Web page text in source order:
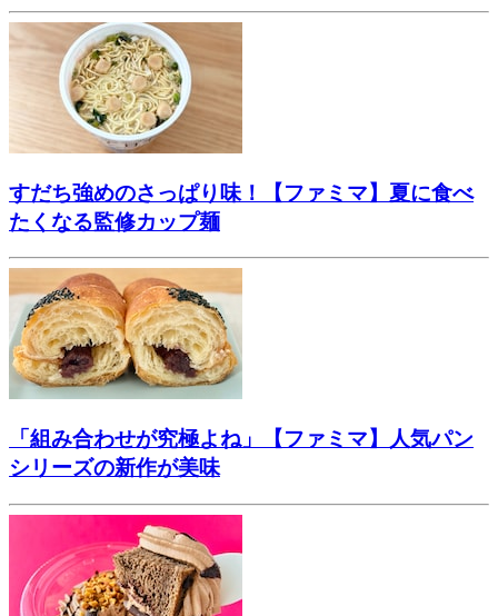
すだち強めのさっぱり味！【ファミマ】夏に食べ
たくなる監修カップ麺
「組み合わせが究極よね」【ファミマ】人気パン
シリーズの新作が美味